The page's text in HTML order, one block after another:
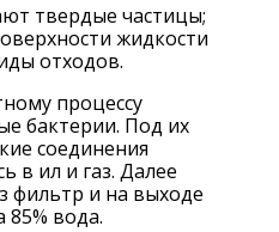
твердые частицы;
жидкости
отходов.
процессу
бактерии. Под их
соединения
в ил и газ. Далее
фильтр и на выходе
85% вода.